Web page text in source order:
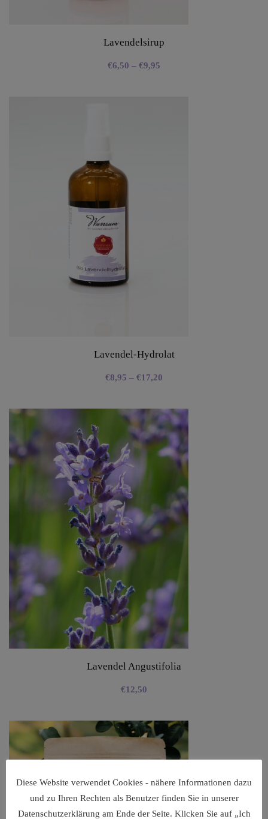
Lavendelsirup
€6,50 – €9,95
Lavendel-Hydrolat
€8,95 – €17,20
Lavendel Angustifolia
€12,50
Diese Website verwendet Cookies - nähere Informationen dazu
und zu Ihren Rechten als Benutzer finden Sie in unserer
Datenschutzerklärung am Ende der Seite. Klicken Sie auf „Ich